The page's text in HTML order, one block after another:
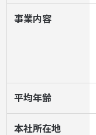
事業内容
平均年齢
本社所在地